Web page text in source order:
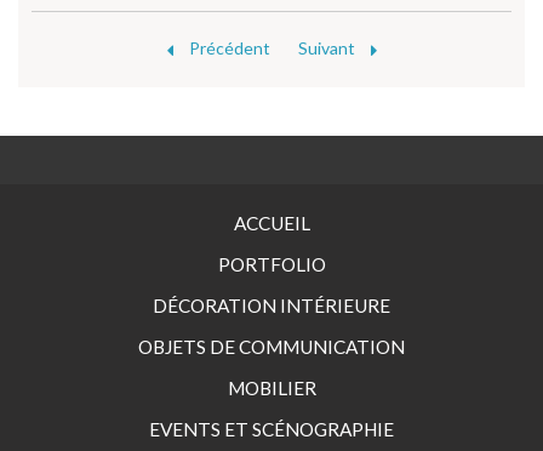
Précédent Suivant
ACCUEIL
PORTFOLIO
DÉCORATION INTÉRIEURE
OBJETS DE COMMUNICATION
MOBILIER
EVENTS ET SCÉNOGRAPHIE